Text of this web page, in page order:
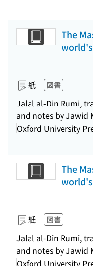
The
紙 図書
Jalal al-Din Rumi,
and notes by Jawid
Oxford University
The
紙 図書
Jalal al-Din Rumi,
and notes by Jawid
Oxford University